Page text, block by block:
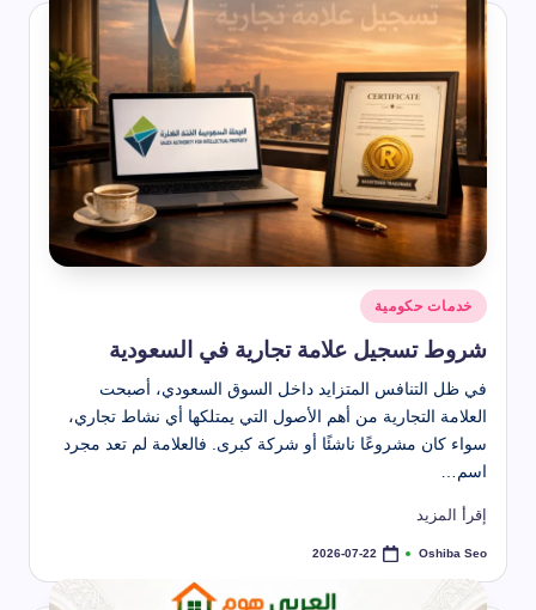
نُشر
في
خدمات حكومية
شروط تسجيل علامة تجارية في السعودية
في ظل التنافس المتزايد داخل السوق السعودي، أصبحت
العلامة التجارية من أهم الأصول التي يمتلكها أي نشاط تجاري،
سواء كان مشروعًا ناشئًا أو شركة كبرى. فالعلامة لم تعد مجرد
اسم…
إقرأ المزيد
تمّ
بواسطة
Oshiba Seo
2026-07-22